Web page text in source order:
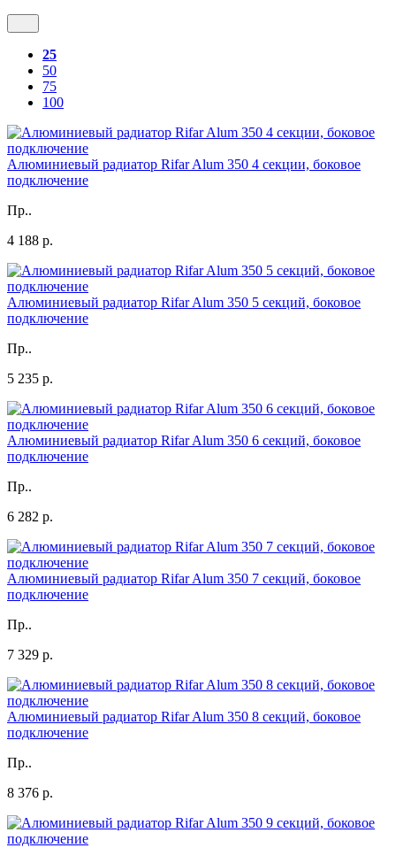
25
50
75
100
Алюминиевый радиатор Rifar Alum 350 4 секции, боковое
подключение
Пр..
4 188 р.
Алюминиевый радиатор Rifar Alum 350 5 секций, боковое
подключение
Пр..
5 235 р.
Алюминиевый радиатор Rifar Alum 350 6 секций, боковое
подключение
Пр..
6 282 р.
Алюминиевый радиатор Rifar Alum 350 7 секций, боковое
подключение
Пр..
7 329 р.
Алюминиевый радиатор Rifar Alum 350 8 секций, боковое
подключение
Пр..
8 376 р.